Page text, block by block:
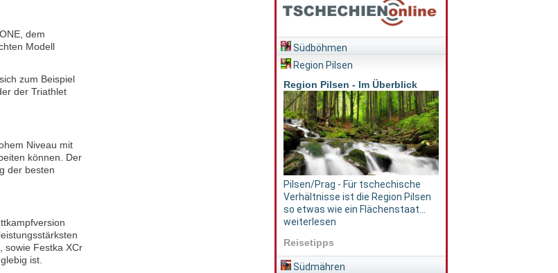
dem
Modell
zum Beispiel
der Triathlet
Niveau mit
können. Der
der besten
sowie Festka XCr
ist.
Südböhmen
Region Pilsen
Region Pilsen - Im Überblick
Pilsen/Prag - Für tschechische
Verhältnisse ist die Region Pilsen
so etwas wie ein Flächenstaat...
weiterlesen
Reisetipps
Südmähren